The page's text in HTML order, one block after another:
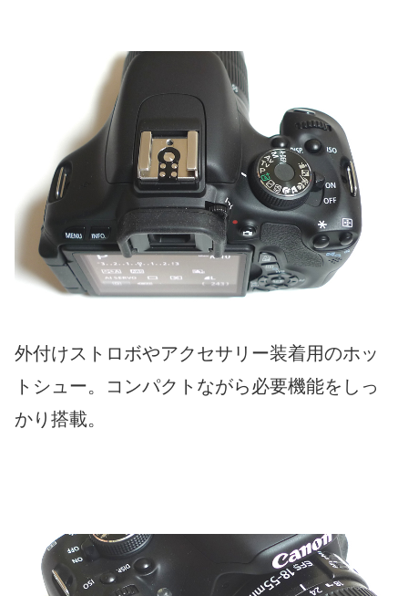
外付けストロボやアクセサリー装着用のホッ
トシュー。コンパクトながら必要機能をしっ
かり搭載。